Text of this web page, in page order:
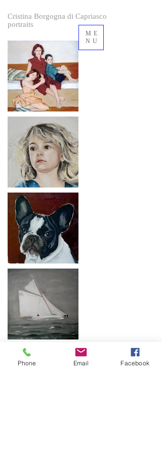
Cristina Borgogna di Capriasco
portraits
ME
NU
Phone Email Facebook